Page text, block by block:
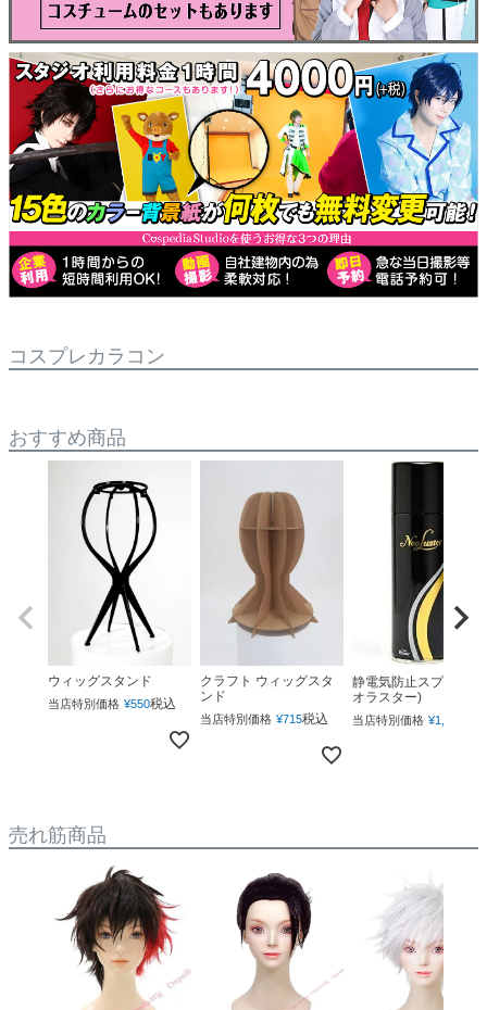
コスプレカラコン
おすすめ商品
ウィッグスタンド
当店特別価格 ¥550税込
クラフト ウィッグスタ
ンド
当店特別価格 ¥715税込
静電気防止スプレー(ネ
オラスター)
当店特別価格 ¥1,760
売れ筋商品